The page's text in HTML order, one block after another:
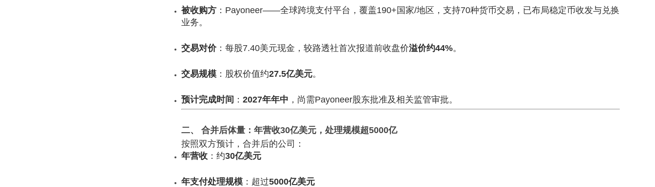
被收购方 ：Payoneer——全球跨境支付平台，覆盖190+国家/地区，支持70种货币交易，已布局稳定币收发与兑换
业务。
交易对价：每股7.40美元现金，较路透社首次报道前收盘价溢价约44%。
交易规模 ：股权价值约27.5亿美元。
预计完成时间 ： 2027年年中 ，尚需Payoneer股东批准及相关监管审批。
二、 合并后体量：年营收30亿美元，处理规模超5000亿
按照双方预计，合并后的公司：
年营收 ：约30亿美元
年支付处理规模 ：超过5000亿美元